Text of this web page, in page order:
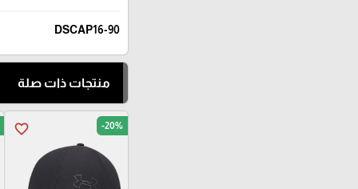
DSCAP16-90
منتجات ذات صلة
favorite_border -20%